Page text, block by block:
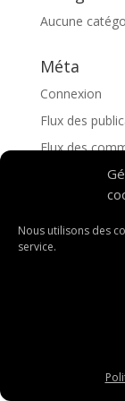
Nous utilisons des
service.
Aucune
Méta
Connexion
Flux des
Flux des
Site de